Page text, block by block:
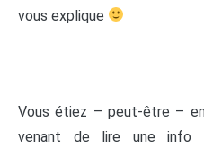
vous explique
Vous étiez – peut-être –
venant de lire une info